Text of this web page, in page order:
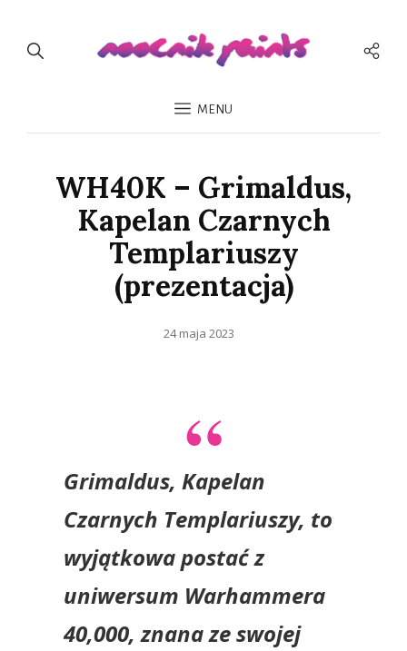
MENU
WH40K – Grimaldus,
Kapelan Czarnych
Templariuszy
(prezentacja)
Opublikowano
24 maja 2023
Grimaldus, Kapelan
Czarnych Templariuszy, to
wyjątkowa postać z
uniwersum Warhammera
40,000, znana ze swojej